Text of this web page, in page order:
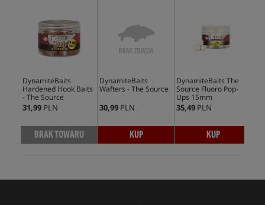
DynamiteBaits
Hardened Hook Baits
- The Source
31,99 PLN
BRAK TOWARU
DynamiteBaits
Wafters - The Source
30,99 PLN
KUP
DynamiteBaits The
Source Fluoro Pop-
Ups 15mm
35,49 PLN
KUP